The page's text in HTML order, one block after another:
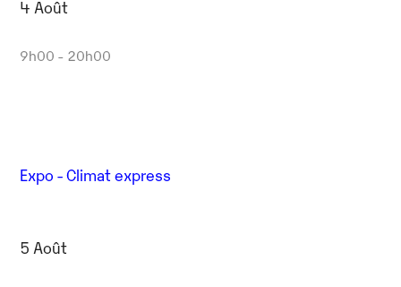
4 Août
9h00 - 20h00
Expo - Climat express
5 Août